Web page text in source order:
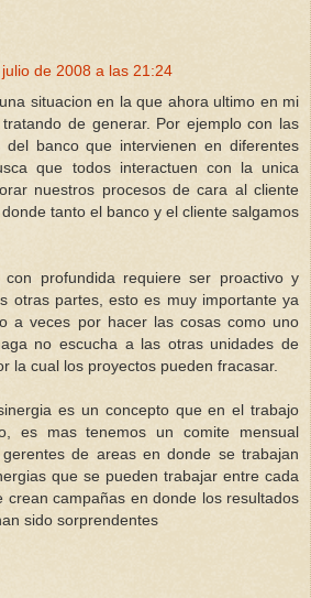
de 2008 a las 21:24
situacion en la que ahora ultimo en mi
de generar. Por ejemplo con las
del banco que intervienen en diferentes
que todos interactuen con la unica
nuestros procesos de cara al cliente
tanto el banco y el cliente salgamos
profundida requiere ser proactivo y
otras partes, esto es muy importante ya
a veces por hacer las cosas como uno
no escucha a las otras unidades de
la cual los proyectos pueden fracasar.
es un concepto que en el trabajo
es mas tenemos un comite mensual
de areas en donde se trabajan
que se pueden trabajar entre cada
crean campañas en donde los resultados
sido sorprendentes